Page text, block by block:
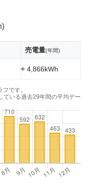
売電量(年間)
+4,866kWh
です。
ている過去29年間の平均デー